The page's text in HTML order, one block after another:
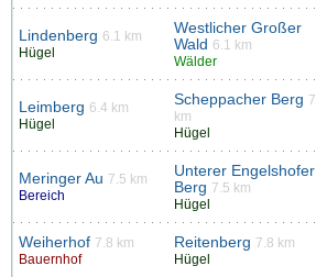
Lindenberg 6.1 km
Hügel
Westlicher Großer
Wald 6.1 km
Wälder
Leimberg 6.4 km
Hügel
Scheppacher Berg 7
km
Hügel
Meringer Au 7.5 km
Bereich
Unterer Engelshofer
Berg 7.5 km
Hügel
Weiherhof 7.8 km
Bauernhof
Reitenberg 7.8 km
Hügel